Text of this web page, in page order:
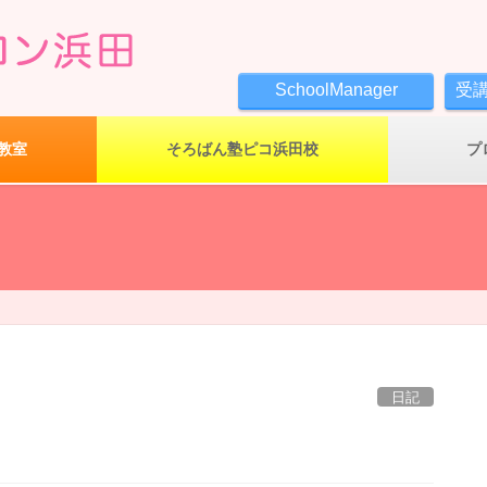
SchoolManager 受
室 そろばん塾ピコ浜田校 プ
日記